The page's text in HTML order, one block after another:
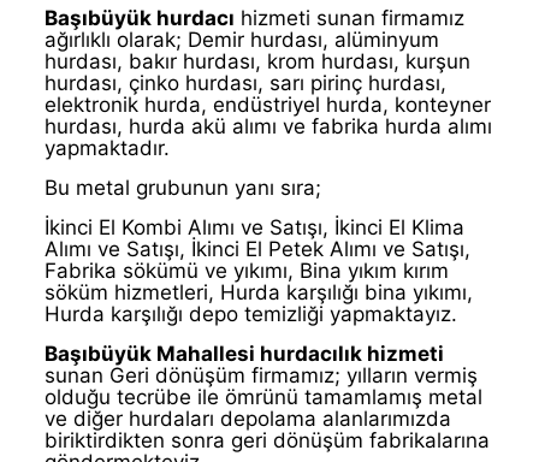
Başıbüyük hurdacı hizmeti sunan firmamız
ağırlıklı olarak; Demir hurdası, alüminyum
hurdası, bakır hurdası, krom hurdası, kurşun
hurdası, çinko hurdası, sarı pirinç hurdası,
elektronik hurda, endüstriyel hurda, konteyner
hurdası, hurda akü alımı ve fabrika hurda alımı
yapmaktadır.
Bu metal grubunun yanı sıra;
İkinci El Kombi Alımı ve Satışı, İkinci El Klima
Alımı ve Satışı, İkinci El Petek Alımı ve Satışı,
Fabrika sökümü ve yıkımı, Bina yıkım kırım
söküm hizmetleri, Hurda karşılığı bina yıkımı,
Hurda karşılığı depo temizliği yapmaktayız.
Başıbüyük Mahallesi hurdacılık hizmeti
sunan Geri dönüşüm firmamız; yılların vermiş
olduğu tecrübe ile ömrünü tamamlamış metal
ve diğer hurdaları depolama alanlarımızda
biriktirdikten sonra geri dönüşüm fabrikalarına